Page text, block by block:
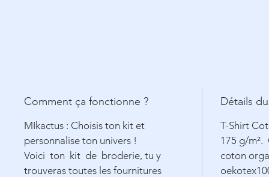
Comment ça fonctionne ?
MIkactus : Choisis ton kit et
personnalise ton univers !
Voici ton kit de broderie, tu y
trouveras toutes les fournitures
Détails
T-Shirt
175 g/m².
coton